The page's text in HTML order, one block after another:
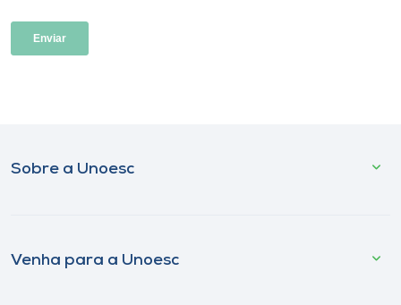
Sobre a Unoesc
Venha para a Unoesc